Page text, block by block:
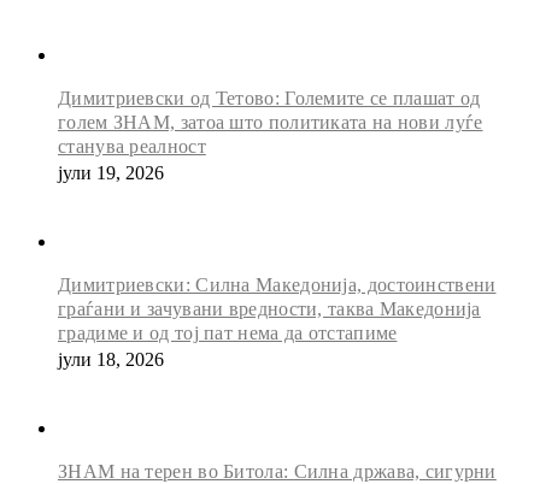
Димитриевски од Тетово: Големите се плашат од
голем ЗНАМ, затоа што политиката на нови луѓе
станува реалност
јули 19, 2026
Димитриевски: Силна Македонија, достоинствени
граѓани и зачувани вредности, таква Македонија
градиме и од тој пат нема да отстапиме
јули 18, 2026
ЗНАМ на терен во Битола: Силна држава, сигурни